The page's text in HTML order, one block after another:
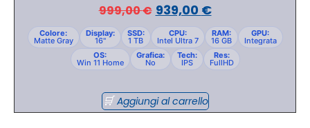
999,00€ 939,00 €
Colore:
Matte Gray
Display:
16"
SSD:
1 TB
CPU:
Intel Ultra 7
RAM:
16 GB
GPU:
Integrata
OS:
Win 11 Home
Grafica:
No
Tech:
IPS
Res:
FullHD
Aggiungi al carrello